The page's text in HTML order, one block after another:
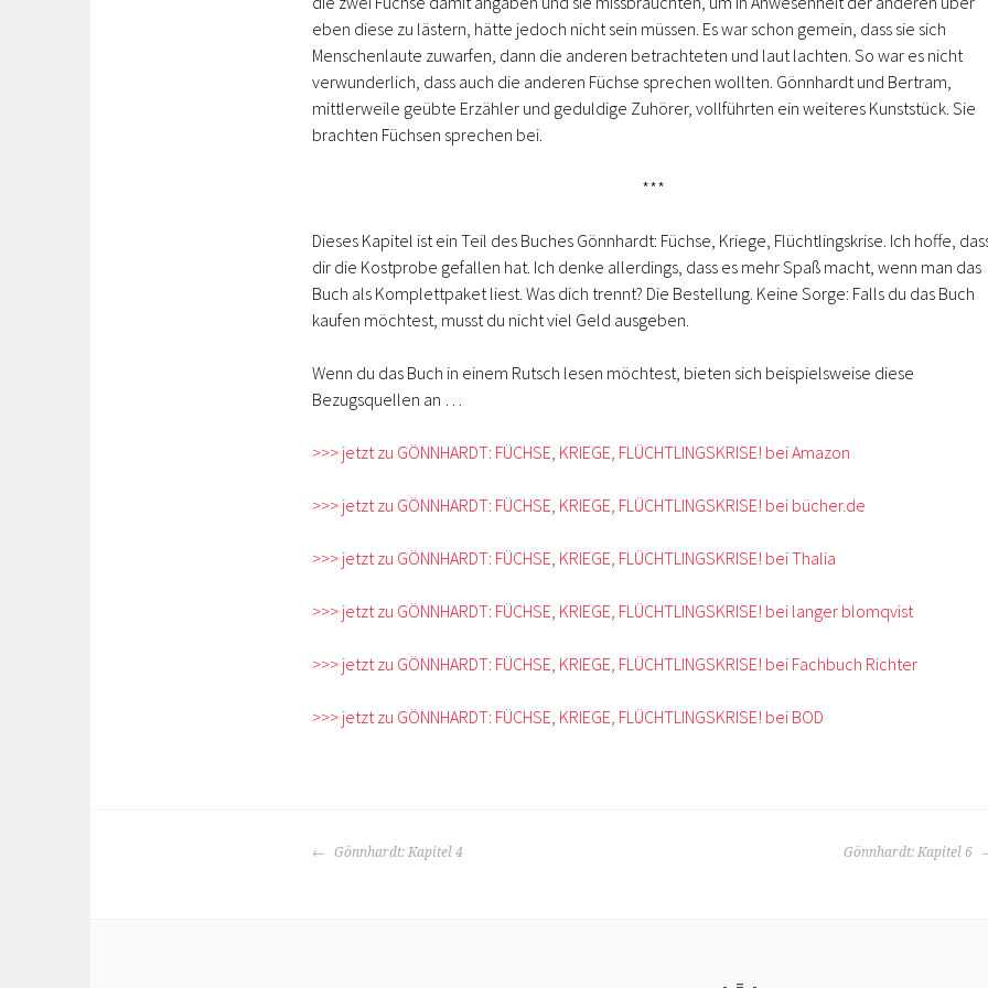
eben diese zu lästern, hätte jedoch nicht sein müssen. Es war schon gemein, dass sie sich
Menschenlaute zuwarfen, dann die anderen betrachteten und laut lachten. So war es nicht
verwunderlich, dass auch die anderen Füchse sprechen wollten. Gönnhardt und Bertram,
mittlerweile geübte Erzähler und geduldige Zuhörer, vollführten ein weiteres Kunststück. Sie
brachten Füchsen sprechen bei.
***
Dieses Kapitel ist ein Teil des Buches Gönnhardt: Füchse, Kriege, Flüchtlingskrise. Ich hoffe,
dir die Kostprobe gefallen hat. Ich denke allerdings, dass es mehr Spaß macht, wenn man das
Buch als Komplettpaket liest. Was dich trennt? Die Bestellung. Keine Sorge: Falls du das Buch
kaufen möchtest, musst du nicht viel Geld ausgeben.
Wenn du das Buch in einem Rutsch lesen möchtest, bieten sich beispielsweise diese
Bezugsquellen an …
>>> jetzt zu GÖNNHARDT: FÜCHSE, KRIEGE, FLÜCHTLINGSKRISE! bei Amazon
>>> jetzt zu GÖNNHARDT: FÜCHSE, KRIEGE, FLÜCHTLINGSKRISE! bei bücher.de
>>> jetzt zu GÖNNHARDT: FÜCHSE, KRIEGE, FLÜCHTLINGSKRISE! bei Thalia
>>> jetzt zu GÖNNHARDT: FÜCHSE, KRIEGE, FLÜCHTLINGSKRISE! bei langer blomqvist
>>> jetzt zu GÖNNHARDT: FÜCHSE, KRIEGE, FLÜCHTLINGSKRISE! bei Fachbuch Richter
>>> jetzt zu GÖNNHARDT: FÜCHSE, KRIEGE, FLÜCHTLINGSKRISE! bei BOD
BEITRAGS-
Gönnhardt: Kapitel 4 Gönnhardt: Kapitel 6